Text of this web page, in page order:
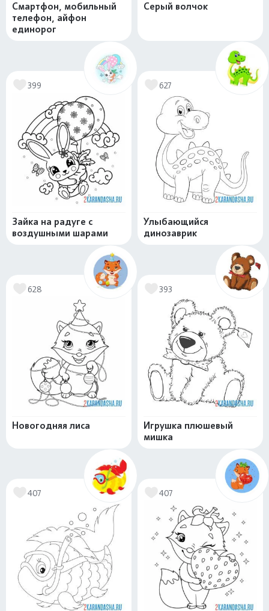
Смартфон, мобильный
телефон, айфон
единорог
Серый волчок
399
Зайка на радуге с
воздушными шарами
627
Улыбающийся
динозаврик
628
Новогодняя лиса
393
Игрушка плюшевый
мишка
407 407